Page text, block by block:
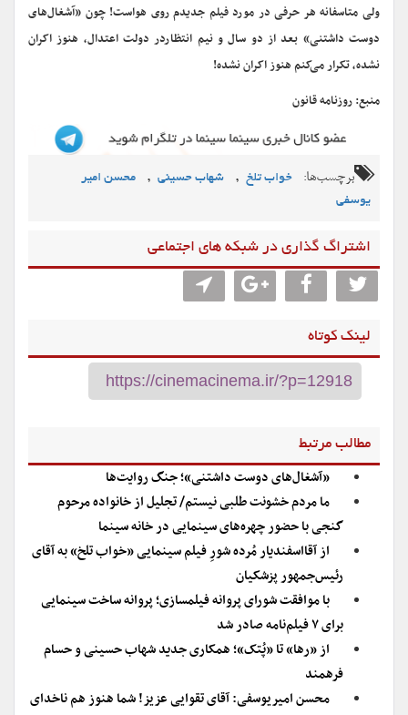
ولی متاسفانه هر حرفی در مورد فیلم جدیدم روی هواست! چون «آشغال‌های
دوست داشتنی» بعد از دو سال و نیم انتظاردر دولت اعتدال، هنوز اکران
نشده، تکرار می‌کنم هنوز اکران نشده!
منبع: روزنامه قانون
برچسب‌ها: خواب تلخ , شهاب حسینی ,
محسن امیر
یوسفی
اشتراگ گذاری در شبکه های اجتماعی
لینک کوتاه
مطالب مرتبط
«آشغال‌های دوست داشتنی»؛ جنگ روایت‌ها
ما مردم خشونت طلبی نیستم/ تجلیل از خانواده مرحوم
گنجی با حضور چهره‌های سینمایی در خانه سینما
از آقااسفندیار مُرده شورِ فیلم سینمایی «خواب تلخ» به آقای
رئیس‌جمهور پزشکیان
با موافقت شورای پروانه فیلمسازی؛ پروانه ساخت سینمایی
برای ۷ فیلم‌‌نامه صادر شد
از «رها» تا «پُتک»؛ همکاری جدید شهاب حسینی و حسام
فرهمند
محسن امیریوسفی: آقای تقوایی عزیز! شما هنوز هم ناخدای